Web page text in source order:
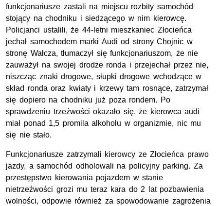
funkcjonariusze zastali na miejscu rozbity samochód
stojący na chodniku i siedzącego w nim kierowcę.
Policjanci ustalili, że 44-letni mieszkaniec Złocieńca
jechał samochodem marki Audi od strony Chojnic w
stronę Wałcza, tłumaczył się funkcjonariuszom, że nie
zauważył na swojej drodze ronda i przejechał przez nie,
niszcząc znaki drogowe, słupki drogowe wchodzące w
skład ronda oraz kwiaty i krzewy tam rosnące, zatrzymał
się dopiero na chodniku już poza rondem. Po
sprawdzeniu trzeźwości okazało się, że kierowca audi
miał ponad 1,5 promila alkoholu w organizmie, nic mu
się nie stało.
Funkcjonariusze zatrzymali kierowcy ze Złocieńca prawo
jazdy, a samochód odholowali na policyjny parking. Za
przestępstwo kierowania pojazdem w stanie
nietrzeźwości grozi mu teraz kara do 2 lat pozbawienia
wolności, odpowie również za spowodowanie zagrożenia